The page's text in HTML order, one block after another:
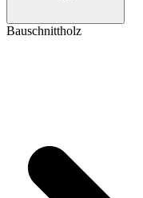
Bauschnittholz